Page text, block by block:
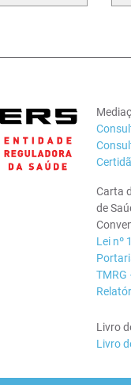
Carta
de
Lei nº
TMRG
Livro
Livro